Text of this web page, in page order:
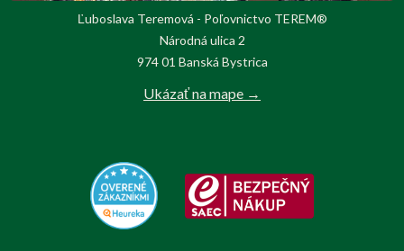
Ľuboslava Teremová - Poľovnictvo TEREM®
Národná ulica 2
974 01 Banská Bystrica
Ukázať na mape →